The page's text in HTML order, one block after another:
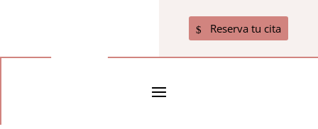
Reserva tu cita